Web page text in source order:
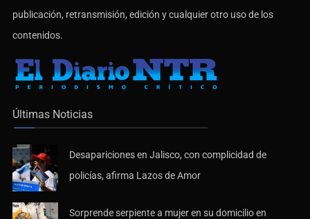
publicación, retransmisión, edición y cualquier otro uso de los
contenidos.
Últimas Noticias
Desapariciones en Jalisco, con complicidad de
policías, afirma Lazos de Amor
Sorprende serpiente a mujer en su domicilio en